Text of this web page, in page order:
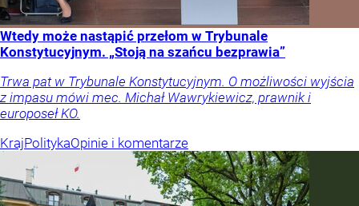
Wtedy może nastąpić przełom w Trybunale
Konstytucyjnym. „Stoją na szańcu bezprawia”
Trwa pat w Trybunale Konstytucyjnym. O możliwości wyjścia
z impasu mówi mec. Michał Wawrykiewicz, prawnik i
europoseł KO.
KrajPolitykaOpinie i komentarze